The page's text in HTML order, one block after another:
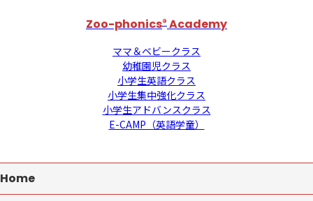
Zoo-phonics® Academy
ママ＆ベビークラス
幼稚園児クラス
小学生英語クラス
小学生集中強化クラス
小学生アドバンスクラス
E-CAMP（英語学童）
Home